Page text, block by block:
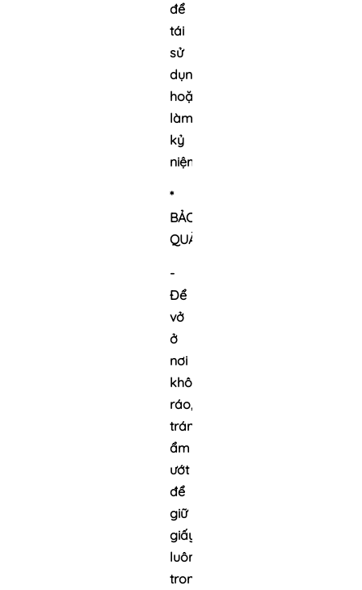
để
tái
sử
dụng
hoặc
làm
kỷ
niệm
*
BẢO
QUẢN
-
Để
vở
ở
nơi
khô
ráo,
tránh
ẩm
ướt
để
giữ
giấy
luôn
trong